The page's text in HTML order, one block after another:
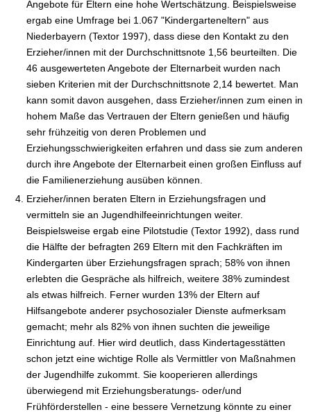
Angebote für Eltern eine hohe Wertschätzung. Beispielsweise
ergab eine Umfrage bei 1.067 "Kindergarteneltern" aus
Niederbayern (Textor 1997), dass diese den Kontakt zu den
Erzieher/innen mit der Durchschnittsnote 1,56 beurteilten. Die
46 ausgewerteten Angebote der Elternarbeit wurden nach
sieben Kriterien mit der Durchschnittsnote 2,14 bewertet. Man
kann somit davon ausgehen, dass Erzieher/innen zum einen in
hohem Maße das Vertrauen der Eltern genießen und häufig
sehr frühzeitig von deren Problemen und
Erziehungsschwierigkeiten erfahren und dass sie zum anderen
durch ihre Angebote der Elternarbeit einen großen Einfluss auf
die Familienerziehung ausüben können.
Erzieher/innen beraten Eltern in Erziehungsfragen und
vermitteln sie an Jugendhilfeeinrichtungen weiter.
Beispielsweise ergab eine Pilotstudie (Textor 1992), dass rund
die Hälfte der befragten 269 Eltern mit den Fachkräften im
Kindergarten über Erziehungsfragen sprach; 58% von ihnen
erlebten die Gespräche als hilfreich, weitere 38% zumindest
als etwas hilfreich. Ferner wurden 13% der Eltern auf
Hilfsangebote anderer psychosozialer Dienste aufmerksam
gemacht; mehr als 82% von ihnen suchten die jeweilige
Einrichtung auf. Hier wird deutlich, dass Kindertagesstätten
schon jetzt eine wichtige Rolle als Vermittler von Maßnahmen
der Jugendhilfe zukommt. Sie kooperieren allerdings
überwiegend mit Erziehungsberatungs- oder/und
Frühförderstellen - eine bessere Vernetzung könnte zu einer